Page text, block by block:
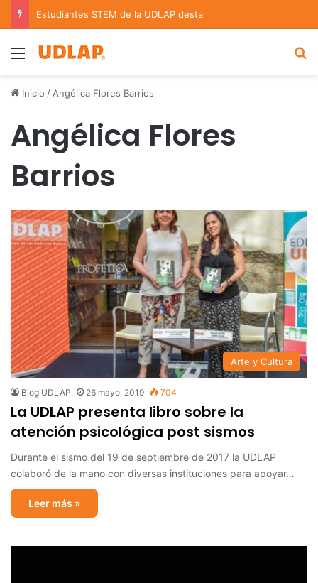
Menu
Inicio / Angélica Flores Barrios
Angélica Flores
Barrios
Arte y Cultura
Blog UDLAP 26 mayo, 2019 704
La UDLAP presenta libro sobre la
atención psicológica post sismos
Durante el sismo del 19 de septiembre de 2017 la UDLAP
colaboró de la mano con diversas instituciones para apoyar…
Leer más »